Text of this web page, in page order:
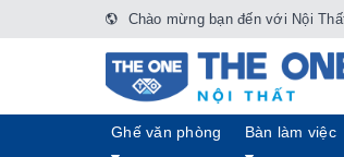
Chào mừng bạn đến với Nội
Ghế văn phòng Bàn làm việc